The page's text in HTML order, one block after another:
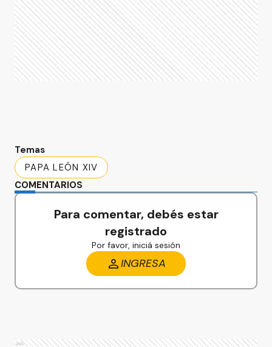
Temas
PAPA LEÓN XIV
COMENTARIOS
Para comentar, debés estar
registrado
Por favor, iniciá sesión
INGRESA
Ads